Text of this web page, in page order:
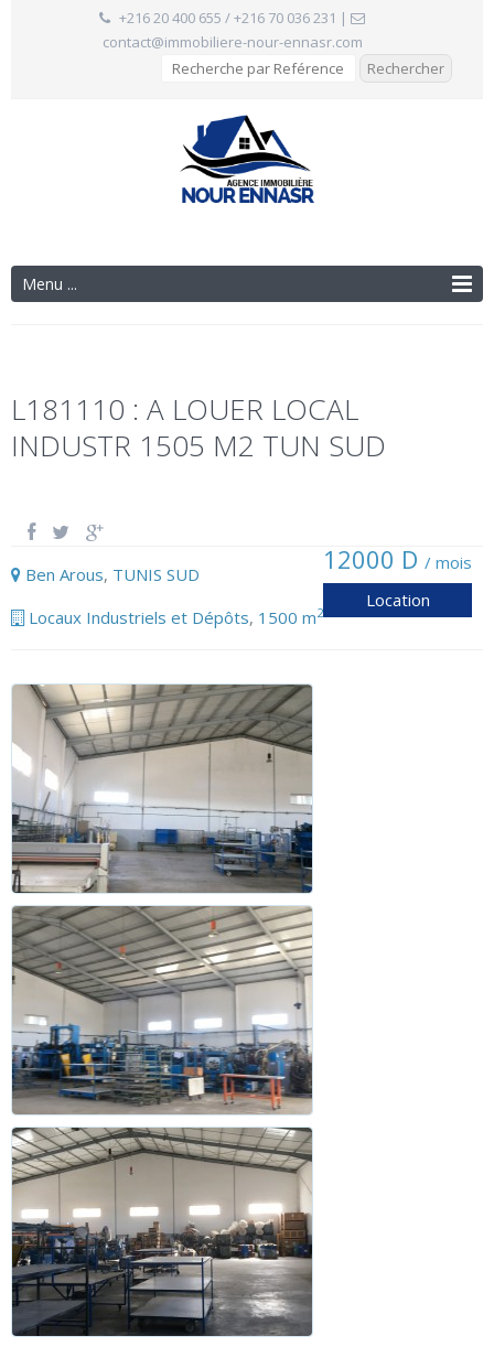
+216 20 400 655 / +216 70 036 231 |
contact@immobiliere-nour-ennasr.com
Menu ...
L181110 : A LOUER LOCAL
INDUSTR 1505 M2 TUN SUD
Ben Arous, TUNIS SUD
Locaux Industriels et Dépôts, 1500 m2
12000 D / mois
Location